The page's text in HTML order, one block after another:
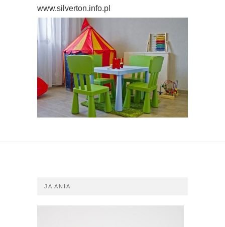
www.silverton.info.pl
JA ANIA